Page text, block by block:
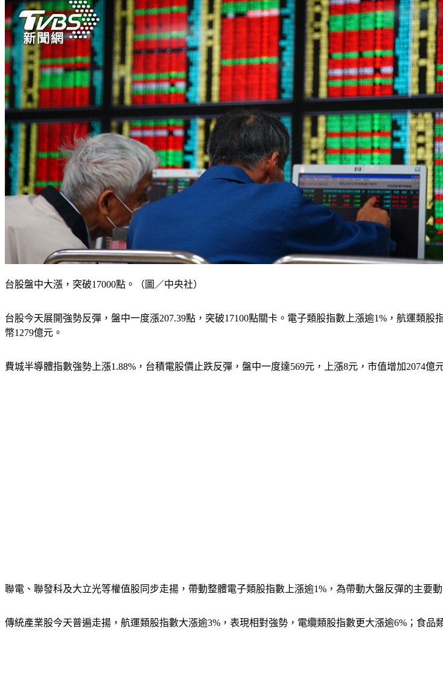
台股盤中大漲，突破17000點。（圖／中央社）
台股今天展開強勢反彈，盤中一度漲207.39點，突破17100點關卡。電子類股指數上漲逾1%，航運類
幣1279億元。
費城半導體指數強勢上漲1.88%，台積電股價止跌反彈，盤中一度達569元，上漲8元，市值增加2074億
聯電、聯發科及大立光等權值股同步走揚，帶動整體電子類股指數上漲逾1%，為帶動大盤反彈的主要動
傳統產業股今天普遍走揚，航運類股指數大漲逾3%，表現相對強勢，電纜類股指數更大漲逾6%；食品